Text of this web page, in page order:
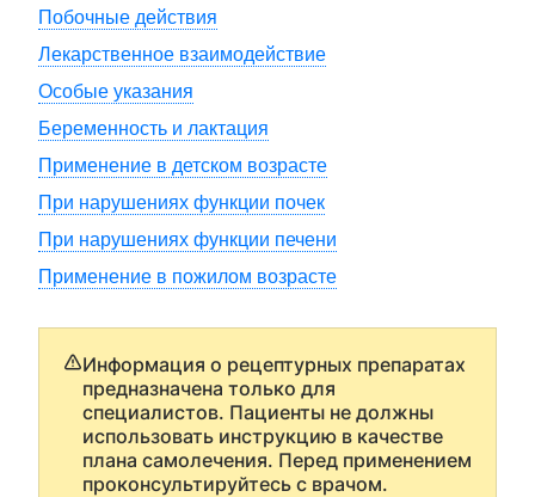
Побочные действия
Лекарственное взаимодействие
Особые указания
Беременность и лактация
Применение в детском возрасте
При нарушениях функции почек
При нарушениях функции печени
Применение в пожилом возрасте
Информация о рецептурных препаратах
предназначена только для
специалистов. Пациенты не должны
использовать инструкцию в качестве
плана самолечения. Перед применением
проконсультируйтесь с врачом.